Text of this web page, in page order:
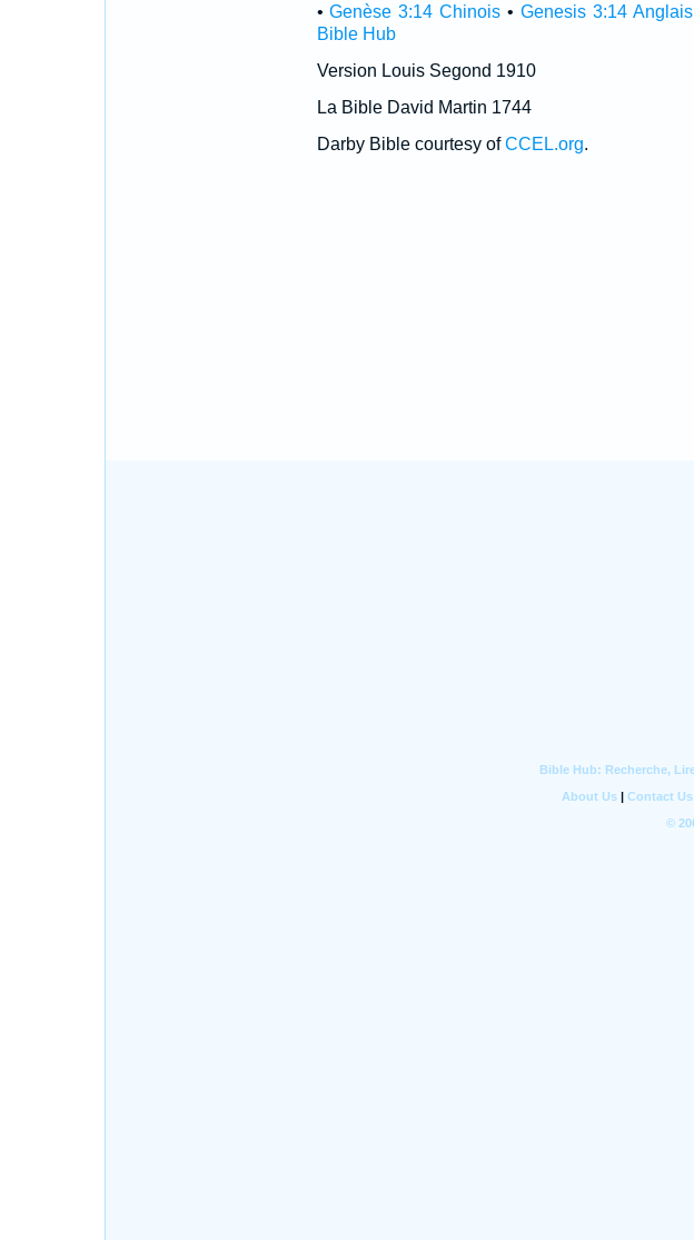
•Genèse 3:14 Chinois •Genesis 3:14 Anglais
Bible Hub
Version Louis Segond 1910
La Bible David Martin 1744
Darby Bible courtesy ofCCEL.org.